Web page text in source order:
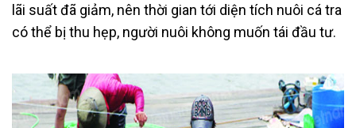
lãi suất đã giảm, nên thời gian tới diện tích nuôi cá tra
có thể bị thu hẹp, người nuôi không muốn tái đầu tư.